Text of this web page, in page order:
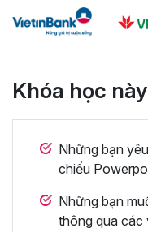
Khóa học
Những bạn
chiếu
Những bạn
thông qua các